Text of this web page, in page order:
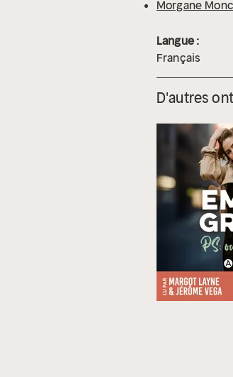
Morgane
Langue :
Français
D'autres